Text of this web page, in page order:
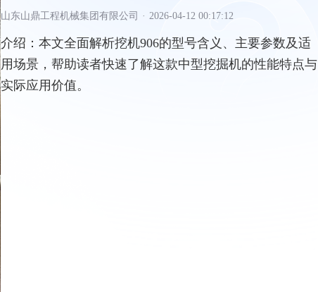
山东山鼎工程机械集团有限公司 · 2026-04-12 00:17:12
介绍： 本文全面解析挖机906的型号含义、主要参数及适
用场景，帮助读者快速了解这款中型挖掘机的性能特点与
实际应用价值。